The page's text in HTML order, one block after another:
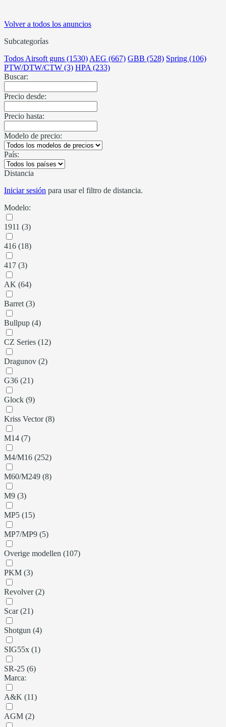
Volver a todos los anuncios
Subcategorías
Todos Airsoft guns (1530) AEG (667) GBB (528) Spring (106)
PTW/DTW/CTW (3) HPA (233)
Buscar:
Precio desde:
Precio hasta:
Modelo de precio:
País:
Distancia
Iniciar sesión para usar el filtro de distancia.
Modelo:
1911 (3)
416 (18)
417 (3)
AK (64)
Barret (3)
Bullpup (4)
CZ Series (12)
Dragunov (2)
G36 (21)
Glock (9)
Kriss Vector (8)
M14 (7)
M4/M16 (252)
M60/M249 (8)
M9 (3)
MP5 (15)
MP7/MP9 (5)
Overige modellen (107)
PKM (3)
Revolver (2)
Scar (21)
Shotgun (4)
SIG55x (1)
SR-25 (6)
Marca:
A&K (11)
AGM (2)